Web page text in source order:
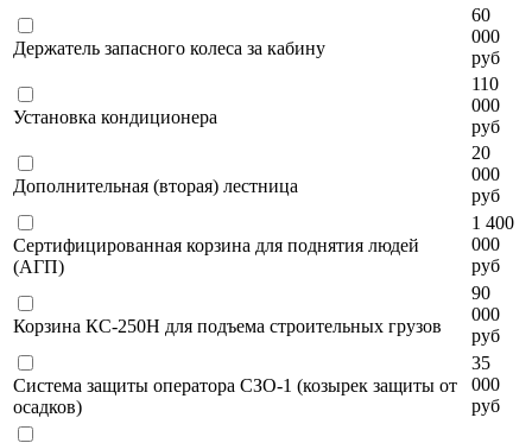
Держатель запасного колеса за кабину
60
000
руб
Установка кондиционера
110
000
руб
Дополнительная (вторая) лестница
20
000
руб
Сертифицированная корзина для поднятия людей
(АГП)
1 400
000
руб
Корзина КС-250Н для подъема строительных грузов
90
000
руб
Система защиты оператора СЗО-1 (козырек защиты от
осадков)
35
000
руб